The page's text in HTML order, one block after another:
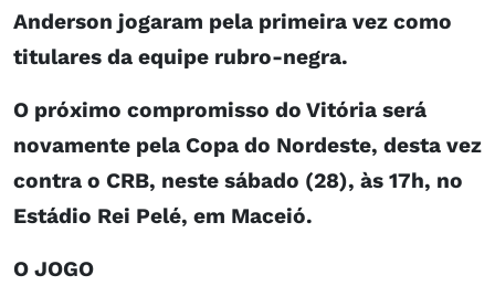
Anderson jogaram pela primeira vez como
titulares da equipe rubro-negra.
O próximo compromisso do Vitória será
novamente pela Copa do Nordeste, desta vez
contra o CRB, neste sábado (28), às 17h, no
Estádio Rei Pelé, em Maceió.
O JOGO